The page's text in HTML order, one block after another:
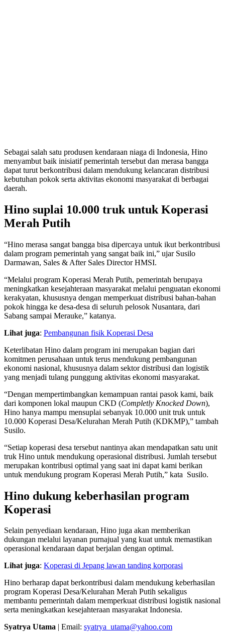
Sebagai salah satu produsen kendaraan niaga di Indonesia, Hino
menyambut baik inisiatif pemerintah tersebut dan merasa bangga
dapat turut berkontribusi dalam mendukung kelancaran distribusi
kebutuhan pokok serta aktivitas ekonomi masyarakat di berbagai
daerah.
Hino suplai 10.000 truk untuk Koperasi
Merah Putih
“Hino merasa sangat bangga bisa dipercaya untuk ikut berkontribusi
dalam program pemerintah yang sangat baik ini,” ujar Susilo
Darmawan, Sales & After Sales Director HMSI.
“Melalui program Koperasi Merah Putih, pemerintah berupaya
meningkatkan kesejahteraan masyarakat melalui penguatan ekonomi
kerakyatan, khususnya dengan memperkuat distribusi bahan-bahan
pokok hingga ke desa-desa di seluruh pelosok Nusantara, dari
Sabang sampai Merauke,” katanya.
Lihat juga: Pembangunan fisik Koperasi Desa
Keterlibatan Hino dalam program ini merupakan bagian dari
komitmen perusahaan untuk terus mendukung pembangunan
ekonomi nasional, khususnya dalam sektor distribusi dan logistik
yang menjadi tulang punggung aktivitas ekonomi masyarakat.
“Dengan mempertimbangkan kemampuan rantai pasok kami, baik
dari komponen lokal maupun CKD (Completly Knocked Down),
Hino hanya mampu mensuplai sebanyak 10.000 unit truk untuk
10.000 Koperasi Desa/Kelurahan Merah Putih (KDKMP),” tambah
Susilo.
“Setiap koperasi desa tersebut nantinya akan mendapatkan satu unit
truk Hino untuk mendukung operasional distribusi. Jumlah tersebut
merupakan kontribusi optimal yang saat ini dapat kami berikan
untuk mendukung program Koperasi Merah Putih,” kata Susilo.
Hino dukung keberhasilan program
Koperasi
Selain penyediaan kendaraan, Hino juga akan memberikan
dukungan melalui layanan purnajual yang kuat untuk memastikan
operasional kendaraan dapat berjalan dengan optimal.
Lihat juga: Koperasi di Jepang lawan tanding korporasi
Hino berharap dapat berkontribusi dalam mendukung keberhasilan
program Koperasi Desa/Kelurahan Merah Putih sekaligus
membantu pemerintah dalam memperkuat distribusi logistik nasional
serta meningkatkan kesejahteraan masyarakat Indonesia.
Syatrya Utama | Email: syatrya_utama@yahoo.com